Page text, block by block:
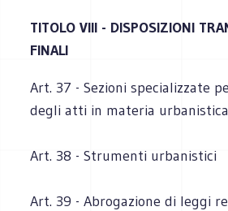
TITOLO VIII - DISPOSIZIONI
FINALI
Art. 37 - Sezioni specializzate
degli atti in materia urbanistica
Art. 38 - Strumenti urbanistici
Art. 39 - Abrogazione di leggi